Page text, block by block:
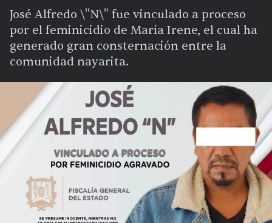
José Alfredo \"N\" fue vinculado a proceso
por el feminicidio de María Irene, el cual ha
generado gran consternación entre la
comunidad nayarita.